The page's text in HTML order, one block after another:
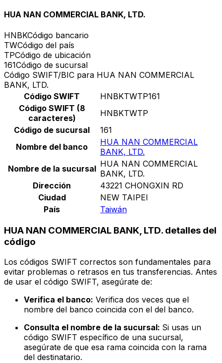
HUA NAN COMMERCIAL BANK, LTD.
HNBKCódigo bancario
TWCódigo del país
TPCódigo de ubicación
161Código de sucursal
Código SWIFT/BIC para HUA NAN COMMERCIAL
BANK, LTD.
Código SWIFT
HNBKTWTP161
Código SWIFT (8
caracteres)
HNBKTWTP
Código de sucursal
161
Nombre del banco
HUA NAN COMMERCIAL
BANK, LTD.
Nombre de la sucursal HUA NAN COMMERCIAL
BANK, LTD.
Dirección
43221 CHONGXIN RD
Ciudad
NEW TAIPEI
País
Taiwán
HUA NAN COMMERCIAL BANK, LTD. detalles del
código
Los códigos SWIFT correctos son fundamentales para
evitar problemas o retrasos en tus transferencias. Antes
de usar el código SWIFT, asegúrate de:
Verifica el banco: Verifica dos veces que el
nombre del banco coincida con el del banco.
Consulta el nombre de la sucursal: Si usas un
código SWIFT específico de una sucursal,
asegúrate de que esa rama coincida con la rama
del destinatario.